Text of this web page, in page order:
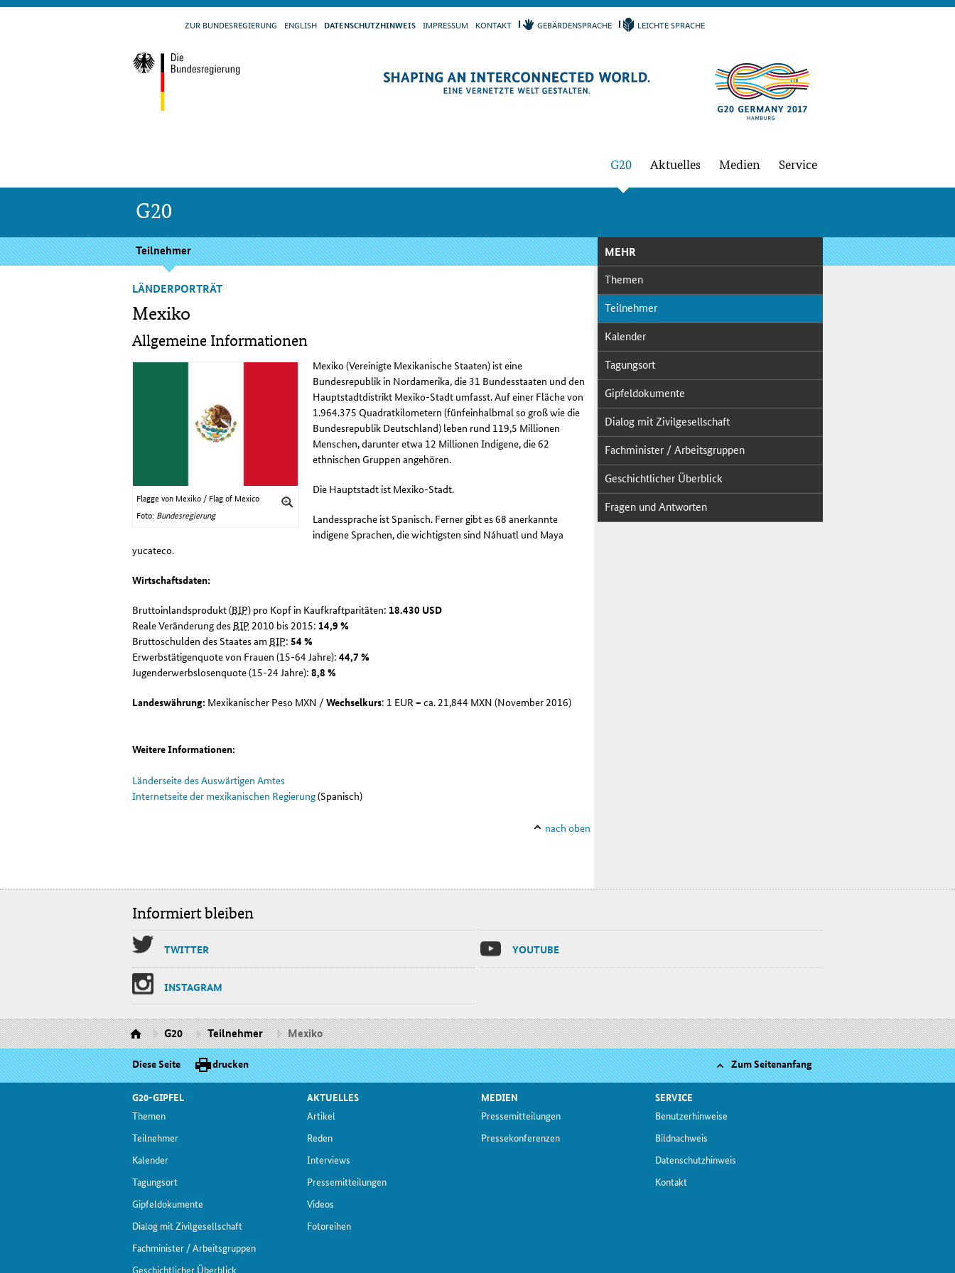
ZUR BUN­DES­RE­GIE­RUNG ENGLISH DA­TEN­SCHUTZ­HIN­WEIS IM­PRES­S­UM KON­TAKT GE­BÄR­DEN­SPRA­CHE LEICH­TE SPRA­CHE
G20 Ak­tu­el­les Me­di­en Ser­vice
G20
Teilnehmer
LÄNDERPORTRÄT
Mexiko
Allgemeine Informationen
Flagge von Mexiko / Flag of Mexico
Foto: Bundesregierung
Mexiko (Vereinigte Mexikanische Staaten) ist eine
Bundesrepublik in Nordamerika, die 31 Bundesstaaten und den
Hauptstadtdistrikt Mexiko-Stadt umfasst. Auf einer Fläche von
1.964.375 Quadratkilometern (fünfeinhalbmal so groß wie die
Bundesrepublik Deutschland) leben rund 119,5 Millionen
Menschen, darunter etwa 12 Millionen Indigene, die 62
ethnischen Gruppen angehören.
Die Hauptstadt ist Mexiko-Stadt.
Landessprache ist Spanisch. Ferner gibt es 68 anerkannte
indigene Sprachen, die wichtigsten sind Náhuatl und Maya
yucateco.
Wirtschaftsdaten:
Bruttoinlandsprodukt (BIP) pro Kopf in Kaufkraftparitäten: 18.430 USD
Reale Veränderung des BIP 2010 bis 2015: 14,9 %
Bruttoschulden des Staates am BIP:54 %
Erwerbstätigenquote von Frauen (15-64 Jahre):44,7 %
Jugenderwerbslosenquote (15-24 Jahre):8,8 %
Landeswährung: Mexikanischer Peso MXN /Wechselkurs: 1 EUR = ca. 21,844 MXN (November 2016)
Weitere Informationen:
Länderseite des Auswärtigen Amtes
Internetseite der mexikanischen Regierung(Spanisch)
nach oben
MEHR
The­men
Teil­neh­mer
Ka­len­der
Ta­gungs­ort
Gip­fel­do­ku­men­te
Dia­log mit Zi­vil­ge­sell­schaft
Fach­mi­nis­ter / Ar­beits­grup­pen
Ge­schicht­li­cher Über­blick
Fra­gen und Ant­wor­ten
Informiert bleiben
TWIT­TER YOU­TU­BE
INS­TA­GRAM
G20 Teilnehmer Mexiko
Diese Seite drucken Zum Seitenanfang
G20-GIPFEL
The­men
Teil­neh­mer
Ka­len­der
Ta­gungs­ort
Gip­fel­do­ku­men­te
Dia­log mit Zi­vil­ge­sell­schaft
Fach­mi­nis­ter / Ar­beits­grup­pen
Ge­schicht­li­cher Über­blick
AKTUELLES
Ar­ti­kel
Re­den
In­ter­views
Pres­se­mit­tei­lun­gen
Vi­deos
Fo­to­rei­hen
MEDIEN
Pres­se­mit­tei­lun­gen
Pres­se­kon­fe­ren­zen
SERVICE
Be­nut­zer­hin­wei­se
Bild­nach­weis
Da­ten­schutz­hin­weis
Kon­takt